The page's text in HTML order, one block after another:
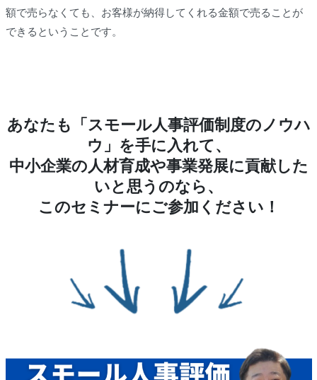
額で売らなくても、お客様が納得してくれる金額で売ることが
できるということです。
あなたも「スモール人事評価制度のノウハ
ウ」を手に入れて、
中小企業の人材育成や事業発展に貢献した
いと思うのなら、
このセミナーにご参加ください！